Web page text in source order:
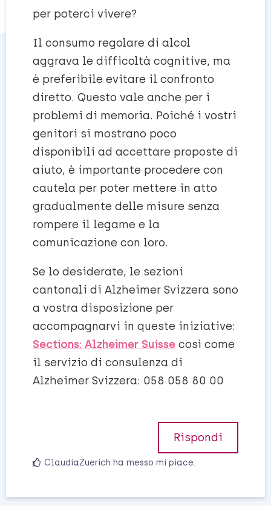
per poterci vivere?
Il consumo regolare di alcol
aggrava le difficoltà cognitive, ma
è preferibile evitare il confronto
diretto. Questo vale anche per i
problemi di memoria. Poiché i vostri
genitori si mostrano poco
disponibili ad accettare proposte di
aiuto, è importante procedere con
cautela per poter mettere in atto
gradualmente delle misure senza
rompere il legame e la
comunicazione con loro.
Se lo desiderate, le sezioni
cantonali di Alzheimer Svizzera sono
a vostra disposizione per
accompagnarvi in queste iniziative:
Sections: Alzheimer Suisse così come
il servizio di consulenza di
Alzheimer Svizzera: 058 058 80 00
Rispondi
ClaudiaZuerich ha messo mi piace.